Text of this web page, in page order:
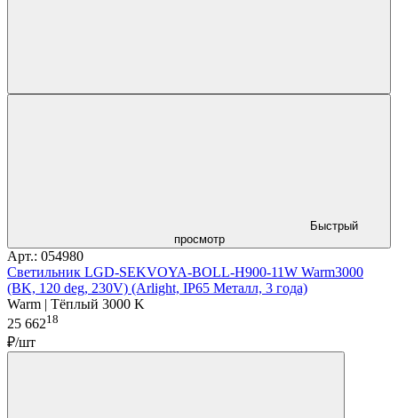
Быстрый
просмотр
Арт.: 054980
Светильник LGD-SEKVOYA-BOLL-H900-11W Warm3000
(BK, 120 deg, 230V) (Arlight, IP65 Металл, 3 года)
Warm | Тёплый 3000 K
25 66218
₽/шт